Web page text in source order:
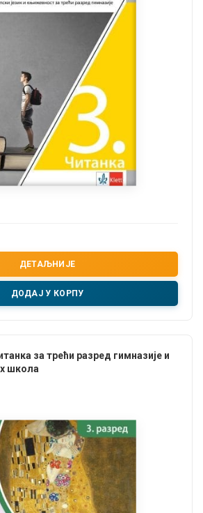
ДЕТАЉНИЈЕ
ДОДАЈ У КОРПУ
за трећи разред гимназије и
школа